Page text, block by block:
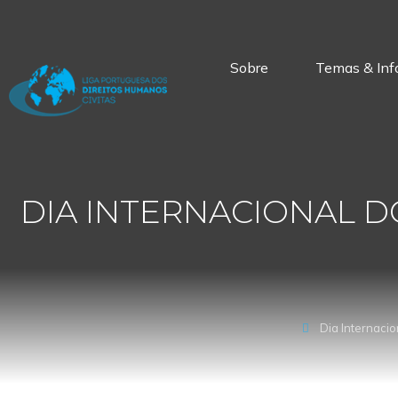
Sobre Temas &
DIA INTERNACIONAL
Dia